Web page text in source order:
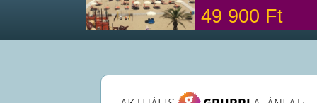
49 900 Ft